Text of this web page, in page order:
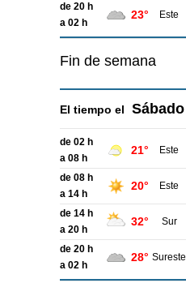
de 20 h
a 02 h
23° Este
Fin de semana
El tiempo el Sábado
de 02 h
a 08 h
21° Este
de 08 h
a 14 h
20° Este
de 14 h
a 20 h
32° Sur
de 20 h
a 02 h
28° Sureste